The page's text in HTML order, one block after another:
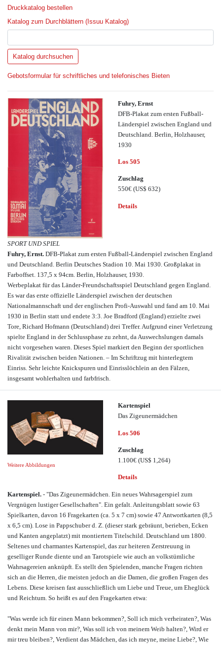
Druckkatalog bestellen
Katalog zum Durchblättern (Issuu Katalog)
Gebotsformular für schriftliches und telefonisches Bieten
Fuhry, Ernst
DFB-Plakat zum ersten Fußball-
Länderspiel zwischen England und
Deutschland. Berlin, Holzhauser,
1930
Los 505
Zuschlag
550€ (US$ 632)
Details
SPORT UND SPIEL
Fuhry, Ernst. DFB-Plakat zum ersten Fußball-Länderspiel zwischen England
und Deutschland. Berlin Deutsches Stadion 10. Mai 1930. Großplakat in
Farboffset. 137,5 x 94cm. Berlin, Holzhauser, 1930.
Werbeplakat für das Länder-Freundschaftsspiel Deutschland gegen England.
Es war das erste offizielle Länderspiel zwischen der deutschen
Nationalmannschaft und der englischen Profi-Auswahl und fand am 10. Mai
1930 in Berlin statt und endete 3:3. Joe Bradford (England) erzielte zwei
Tore, Richard Hofmann (Deutschland) drei Treffer. Aufgrund einer Verletzung
spielte England in der Schlussphase zu zehnt, da Auswechslungen damals
nicht vorgesehen waren. Dieses Spiel markiert den Beginn der sportlichen
Rivalität zwischen beiden Nationen. – Im Schriftzug mit hinterlegtem
Einriss. Sehr leichte Knickspuren und Einrisslöchlein an den Fälzen,
insgesamt wohlerhalten und farbfrisch.
Weitere Abbildungen
Kartenspiel
Das Zigeunermädchen
Los 506
Zuschlag
1.100€ (US$ 1,264)
Details
Kartenspiel. - "Das Zigeunermädchen. Ein neues Wahrsagerspiel zum
Vergnügen lustiger Gesellschaften". Ein gefalt. Anleitungsblatt sowie 63
Spielkarten, davon 16 Fragekarten (ca. 5 x 7 cm) sowie 47 Antwortkarten (8,5
x 6,5 cm). Lose in Pappschuber d. Z. (dieser stark gebräunt, berieben, Ecken
und Kanten angeplatzt) mit montiertem Titelschild. Deutschland um 1800.
Seltenes und charmantes Kartenspiel, das zur heiteren Zerstreuung in
geselliger Runde diente und an Tarotspiele wie auch an volkstümliche
Wahrsagereien anknüpft. Es stellt den Spielenden, manche Fragen richten
sich an die Herren, die meisten jedoch an die Damen, die großen Fragen des
Lebens. Diese kreisen fast ausschließlich um Liebe und Treue, um Eheglück
und Reichtum. So heißt es auf den Fragekarten etwa:
"Was werde ich für einen Mann bekommen?, Soll ich mich verheiraten?, Was
denkt mein Mann von mir?, Was soll ich von meinem Weib halten?, Wird er
mir treu bleiben?, Verdient das Mädchen, das ich meyne, meine Liebe?, Wie